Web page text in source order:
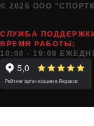
© 2026 ООО
СЛУЖБА
ВРЕМЯ РАБОТЫ:
10:00 - 19:00